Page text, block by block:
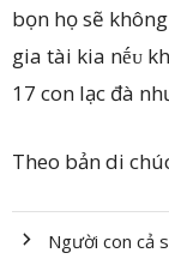
bọn họ sẽ
gia tài kia nḗᴜ
17 con lạc đà
Theo bản di
Người con cả